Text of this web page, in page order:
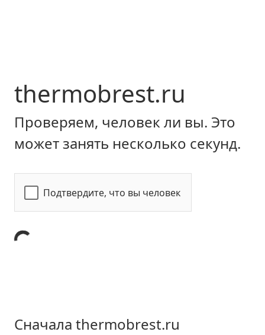
thermobrest.ru
Проверяем, человек ли вы. Это
может занять несколько секунд.
Подтвердите, что вы человек
Сначала thermobrest.ru